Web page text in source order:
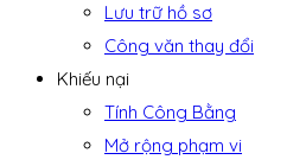
Lưu trữ hồ sơ
Công văn thay đổi
Khiếu nại
Tính Công Bằng
Mở rộng phạm vi